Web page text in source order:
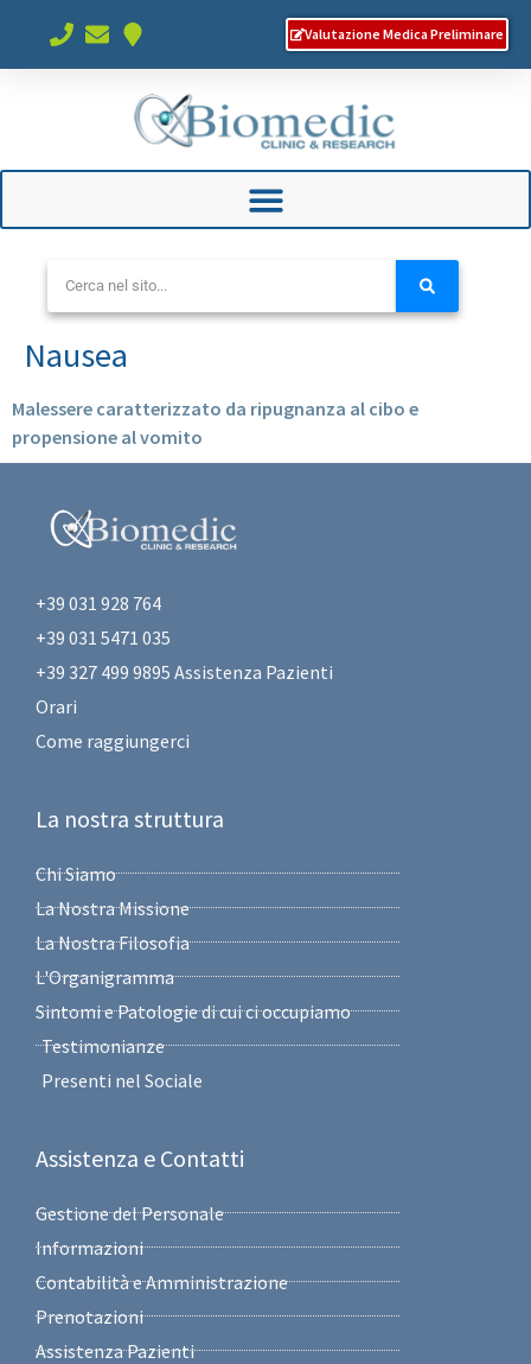
Valutazione Medica Preliminare
Nausea
Malessere caratterizzato da ripugnanza al cibo e
propensione al vomito
+39 031 928 764
+39 031 5471 035
+39 327 499 9895 Assistenza Pazienti
Orari
Come raggiungerci
La nostra struttura
Chi Siamo
La Nostra Missione
La Nostra Filosofia
L'Organigramma
Sintomi e Patologie di cui ci occupiamo
Testimonianze
Presenti nel Sociale
Assistenza e Contatti
Gestione del Personale
Informazioni
Contabilità e Amministrazione
Prenotazioni
Assistenza Pazienti